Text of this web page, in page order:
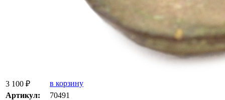
3 100 ₽
в корзину
Артикул:
70491